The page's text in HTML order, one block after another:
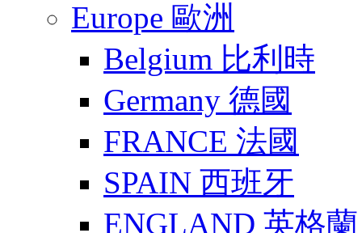
Europe 歐洲
Belgium 比利時
Germany 德國
FRANCE 法國
SPAIN 西班牙
ENGLAND 英格蘭